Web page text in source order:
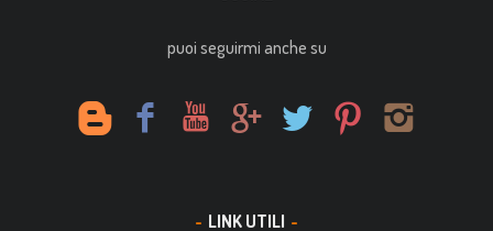
puoi seguirmi anche su
LINK UTILI